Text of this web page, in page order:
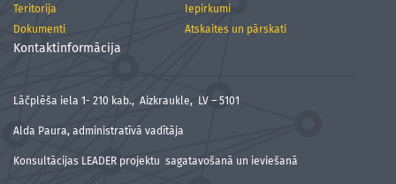
Teritorija
Iepirkumi
Dokumenti
Atskaites un pārskati
Kontaktinformācija
Lāčplēša iela 1- 210 kab., Aizkraukle, LV – 5101
Alda Paura, administratīvā vadītāja
Konsultācijas LEADER projektu sagatavošanā un ieviešanā